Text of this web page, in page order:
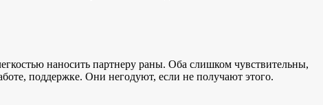
наносить партнеру раны. Оба слишком чувствительны,
поддержке. Они негодуют, если не получают этого.